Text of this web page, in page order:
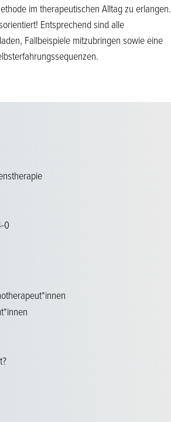
im therapeutischen Alltag zu erlangen.
Entsprechend sind alle
Fallbeispiele mitzubringen sowie eine
0